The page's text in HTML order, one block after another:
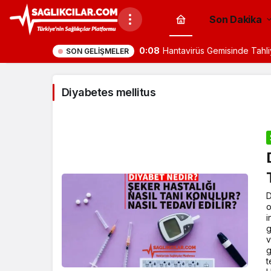
Son Dakika
SON GELIŞMELER 0:08 Hantavirüs Gemisinde
Diyabetes mellitus